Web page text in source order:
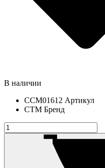
В наличии
CCM01612 Артикул
СТМ Бренд